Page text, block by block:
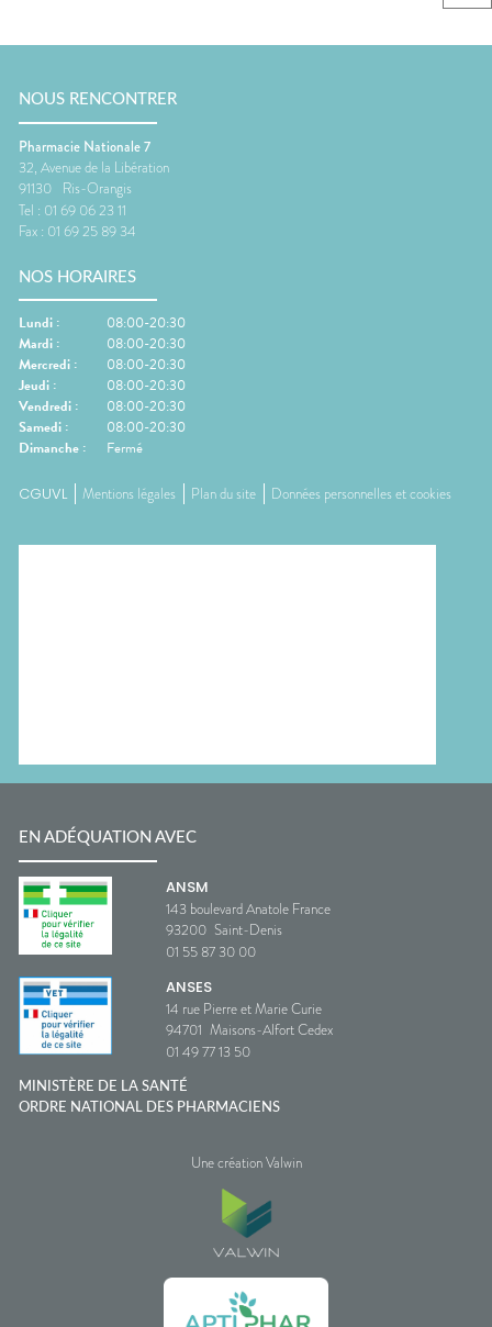
NOUS RENCONTRER
Pharmacie Nationale 7
32, Avenue de la Libération
91130 Ris-Orangis
Tel : 01 69 06 23 11
Fax : 01 69 25 89 34
NOS HORAIRES
Lundi :
08:00-20:30
Mardi :
08:00-20:30
Mercredi :
08:00-20:30
Jeudi :
08:00-20:30
Vendredi :
08:00-20:30
Samedi :
08:00-20:30
Dimanche : Fermé
CGUVL Mentions légales Plan du site Données personnelles et cookies
EN ADÉQUATION AVEC
ANSM
143 boulevard Anatole France
93200 Saint-Denis
01 55 87 30 00
ANSES
14 rue Pierre et Marie Curie
94701 Maisons-Alfort Cedex
01 49 77 13 50
MINISTÈRE DE LA SANTÉ
ORDRE NATIONAL DES PHARMACIENS
Une création Valwin